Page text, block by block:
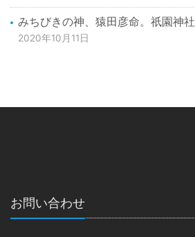
みちびきの神、猿田彦命。祇園神社
2020年10月11日
お問い合わせ